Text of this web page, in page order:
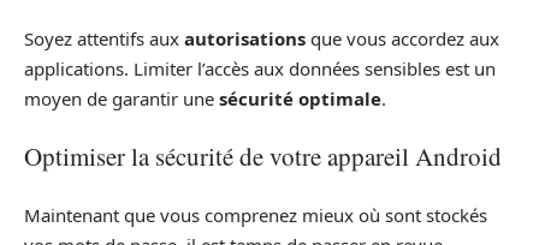
Soyez attentifs aux autorisations que vous accordez aux
applications. Limiter l’accès aux données sensibles est un
moyen de garantir une sécurité optimale.
Optimiser la sécurité de votre appareil Android
Maintenant que vous comprenez mieux où sont stockés